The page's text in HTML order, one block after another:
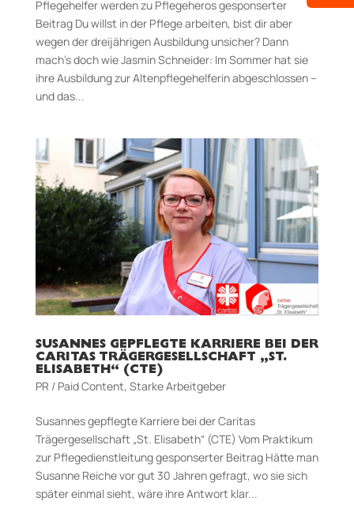
Pflegehelfer werden zu Pflegeheros gesponserter
Beitrag Du willst in der Pflege arbeiten, bist dir aber
wegen der dreijährigen Ausbildung unsicher? Dann
mach’s doch wie Jasmin Schneider: Im Sommer hat sie
ihre Ausbildung zur Altenpflegehelferin abgeschlossen –
und das...
SUSANNES GEPFLEGTE KARRIERE BEI DER
CARITAS TRÄGERGESELLSCHAFT „ST.
ELISABETH“ (CTE)
PR / Paid Content, Starke Arbeitgeber
Susannes gepflegte Karriere bei der Caritas
Trägergesellschaft „St. Elisabeth“ (CTE) Vom Praktikum
zur Pflege­dienst­leitung gesponserter Beitrag Hätte man
Susanne Reiche vor gut 30 Jahren gefragt, wo sie sich
später einmal sieht, wäre ihre Antwort klar...